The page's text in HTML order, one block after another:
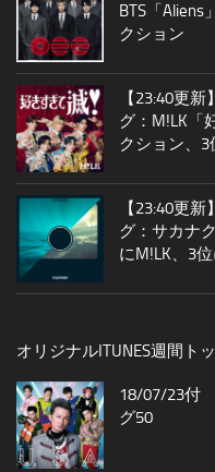
BTS「
クション
【23:40更
グ：M!LK「
クション、3
【23:40更
グ：サカナ
にM!LK、3
オリジナルITUNES週間ト
18/07/23付
グ50